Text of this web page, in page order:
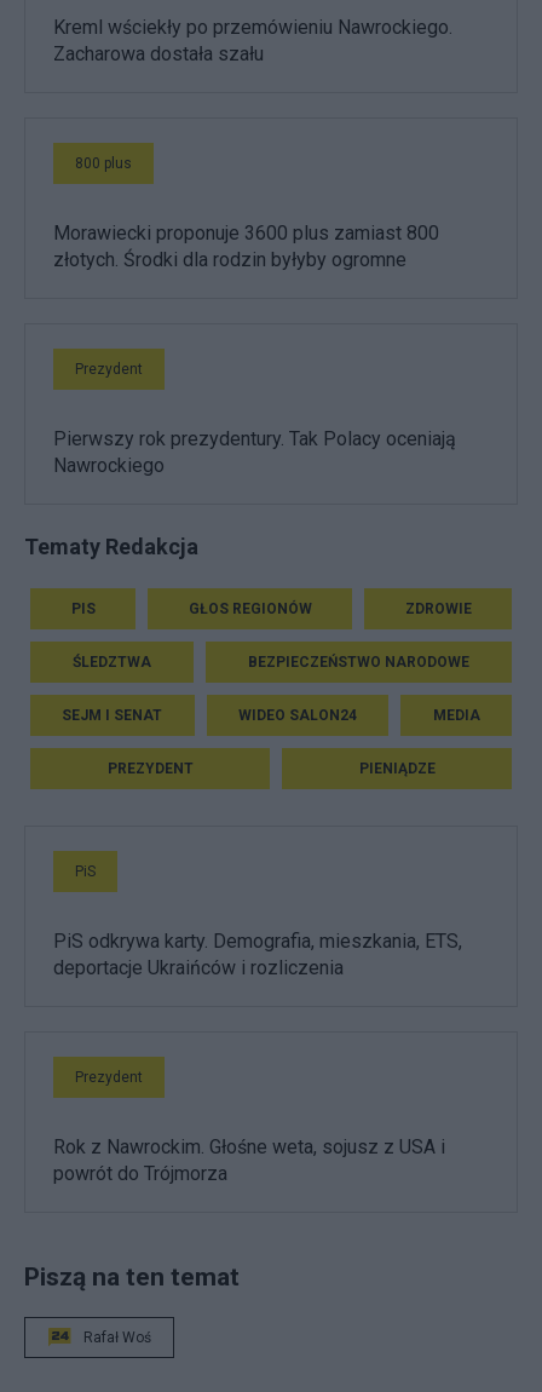
Kreml wściekły po przemówieniu Nawrockiego.
Zacharowa dostała szału
800 plus
Morawiecki proponuje 3600 plus zamiast 800
złotych. Środki dla rodzin byłyby ogromne
Prezydent
Pierwszy rok prezydentury. Tak Polacy oceniają
Nawrockiego
Tematy Redakcja
PIS GŁOS REGIONÓW ZDROWIE
ŚLEDZTWA BEZPIECZEŃSTWO NARODOWE
SEJM I SENAT WIDEO SALON24 MEDIA
PREZYDENT PIENIĄDZE
PiS
PiS odkrywa karty. Demografia, mieszkania, ETS,
deportacje Ukraińców i rozliczenia
Prezydent
Rok z Nawrockim. Głośne weta, sojusz z USA i
powrót do Trójmorza
Piszą na ten temat
Rafał Woś